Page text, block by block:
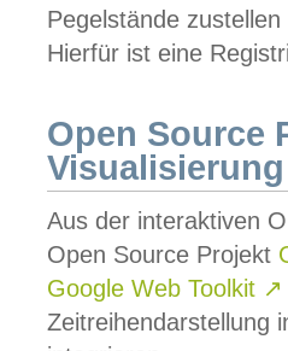
Pegelstände
Hierfür ist eine
Open Source
Visualisierung
Aus der interaktiven
Open Source Projekt
Google Web Toolkit ↗
Zeitreihendarstellung